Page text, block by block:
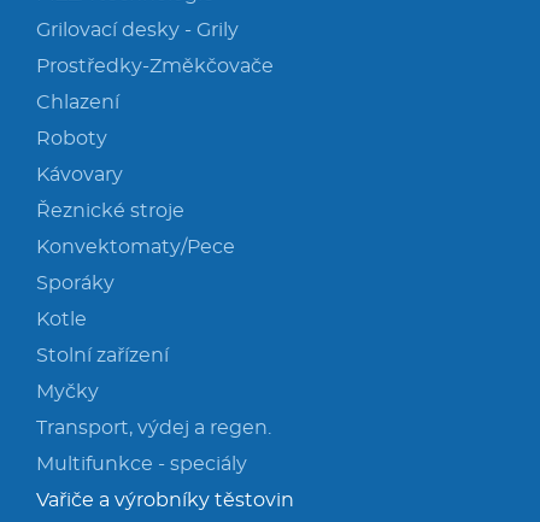
Grilovací desky - Grily
Prostředky-Změkčovače
Chlazení
Roboty
Kávovary
Řeznické stroje
Konvektomaty/Pece
Sporáky
Kotle
Stolní zařízení
Myčky
Transport, výdej a regen.
Multifunkce - speciály
Vařiče a výrobníky těstovin